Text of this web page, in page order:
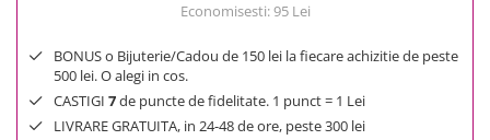
Economisesti:95 Lei
BONUS o Bijuterie/Cadou de 150 lei la fiecare achizitie de peste
500 lei. O alegi in cos.
CASTIGI 7de puncte de fidelitate. 1 punct = 1 Lei
LIVRARE GRATUITA, in 24-48 de ore, peste 300 lei